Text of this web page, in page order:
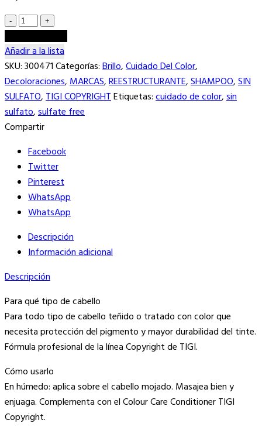
COLOUR
SHAMPOO
TIGI
COPYRIGHT
300
ML-
SHAMPOO
SULFATO
cantidad
Añadir a la lista
SKU:300471Categorías:Brillo,Cuidado Del Color,
Decoloraciones,MARCAS,REESTRUCTURANTE,SHAMPOO,SIN
SULFATO,TIGI COPYRIGHTEtiquetas:cuidado de color,sin
sulfato,sulfate free
Compartir
Facebook
Twitter
Pinterest
WhatsApp
WhatsApp
Descripción
Información adicional
Descripción
Para qué tipo de cabello
Para todo tipo de cabello teñido o tratado con color que
necesita protección del pigmento y mayor durabilidad del tinte.
Fórmula profesional de la línea Copyright de TIGI.
Cómo usarlo
En húmedo: aplica sobre el cabello mojado. Masajea bien y
enjuaga. Complementa con el Colour Care Conditioner TIGI
Copyright.